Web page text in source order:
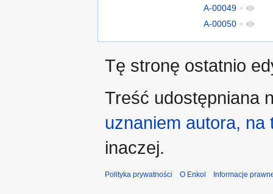
A-00049 +
A-00050 +
Tę stronę ostatnio
Treść udostępniana
uznaniem autora,
inaczej.
Polityka prywatności O Enkol Informacje